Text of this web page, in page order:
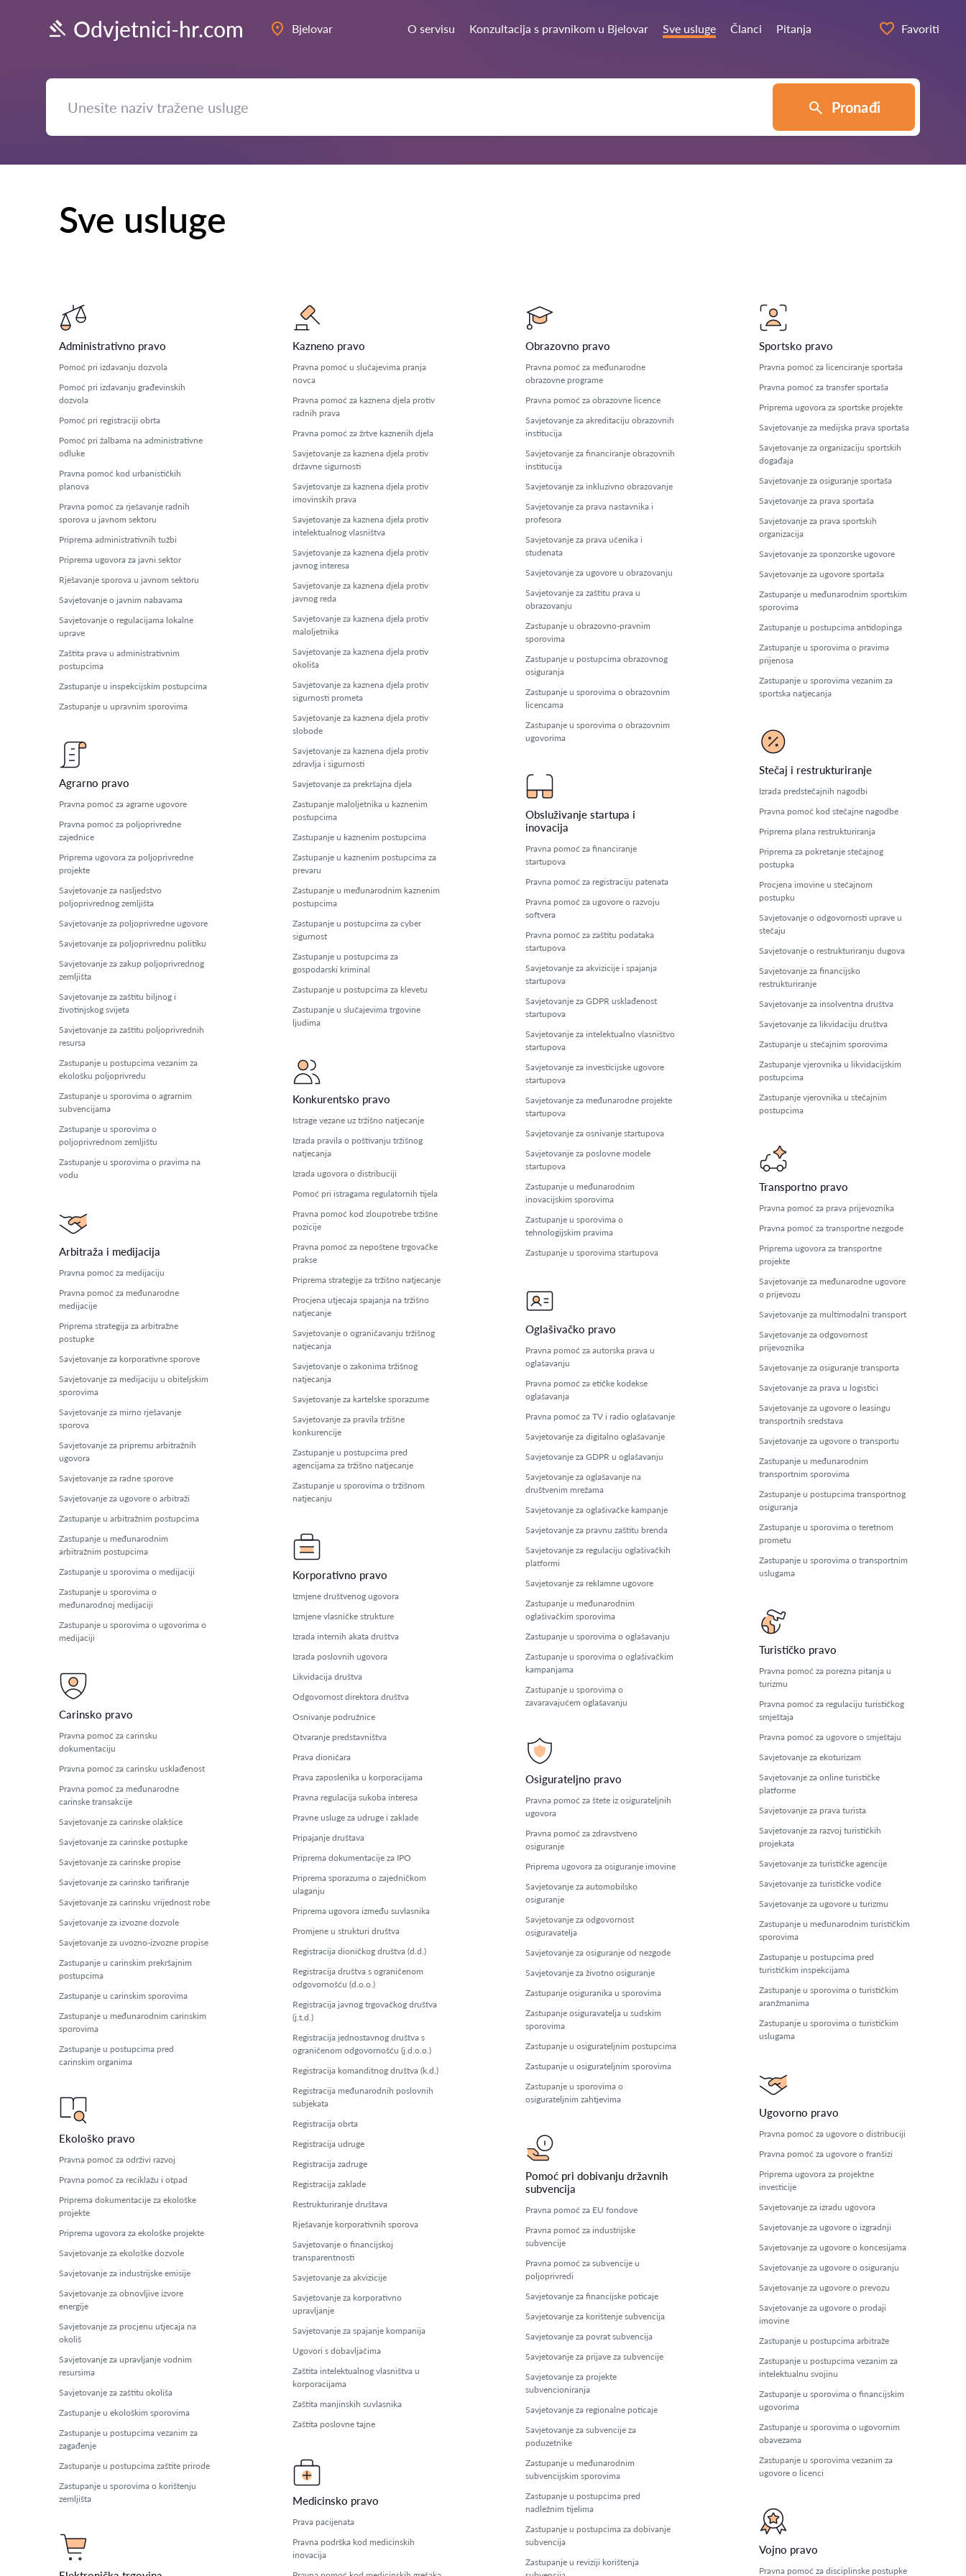
Odvjetnici-hr.com Bjelovar O servisu Konzultacija s pravnikom u Bjelovar Sve usluge Članci Pitanja Favoriti
Pronađi
Sve usluge
Administrativno pravo
Pomoć pri izdavanju dozvola
Pomoć pri izdavanju građevinskih
dozvola
Pomoć pri registraciji obrta
Pomoć pri žalbama na administrativne
odluke
Pravna pomoć kod urbanističkih
planova
Pravna pomoć za rješavanje radnih
sporova u javnom sektoru
Priprema administrativnih tužbi
Priprema ugovora za javni sektor
Rješavanje sporova u javnom sektoru
Savjetovanje o javnim nabavama
Savjetovanje o regulacijama lokalne
uprave
Zaštita prava u administrativnim
postupcima
Zastupanje u inspekcijskim postupcima
Zastupanje u upravnim sporovima
Agrarno pravo
Pravna pomoć za agrarne ugovore
Pravna pomoć za poljoprivredne
zajednice
Priprema ugovora za poljoprivredne
projekte
Savjetovanje za nasljedstvo
poljoprivrednog zemljišta
Savjetovanje za poljoprivredne ugovore
Savjetovanje za poljoprivrednu politiku
Savjetovanje za zakup poljoprivrednog
zemljišta
Savjetovanje za zaštitu biljnog i
životinjskog svijeta
Savjetovanje za zaštitu poljoprivrednih
resursa
Zastupanje u postupcima vezanim za
ekološku poljoprivredu
Zastupanje u sporovima o agrarnim
subvencijama
Zastupanje u sporovima o
poljoprivrednom zemljištu
Zastupanje u sporovima o pravima na
vodu
Arbitraža i medijacija
Pravna pomoć za medijaciju
Pravna pomoć za međunarodne
medijacije
Priprema strategija za arbitražne
postupke
Savjetovanje za korporativne sporove
Savjetovanje za medijaciju u obiteljskim
sporovima
Savjetovanje za mirno rješavanje
sporova
Savjetovanje za pripremu arbitražnih
ugovora
Savjetovanje za radne sporove
Savjetovanje za ugovore o arbitraži
Zastupanje u arbitražnim postupcima
Zastupanje u međunarodnim
arbitražnim postupcima
Zastupanje u sporovima o medijaciji
Zastupanje u sporovima o
međunarodnoj medijaciji
Zastupanje u sporovima o ugovorima o
medijaciji
Carinsko pravo
Pravna pomoć za carinsku
dokumentaciju
Pravna pomoć za carinsku usklađenost
Pravna pomoć za međunarodne
carinske transakcije
Savjetovanje za carinske olakšice
Savjetovanje za carinske postupke
Savjetovanje za carinske propise
Savjetovanje za carinsko tarifiranje
Savjetovanje za carinsku vrijednost robe
Savjetovanje za izvozne dozvole
Savjetovanje za uvozno-izvozne propise
Zastupanje u carinskim prekršajnim
postupcima
Zastupanje u carinskim sporovima
Zastupanje u međunarodnim carinskim
sporovima
Zastupanje u postupcima pred
carinskim organima
Ekološko pravo
Pravna pomoć za održivi razvoj
Pravna pomoć za reciklažu i otpad
Priprema dokumentacije za ekološke
projekte
Priprema ugovora za ekološke projekte
Savjetovanje za ekološke dozvole
Savjetovanje za industrijske emisije
Savjetovanje za obnovljive izvore
energije
Savjetovanje za procjenu utjecaja na
okoliš
Savjetovanje za upravljanje vodnim
resursima
Savjetovanje za zaštitu okoliša
Zastupanje u ekološkim sporovima
Zastupanje u postupcima vezanim za
zagađenje
Zastupanje u postupcima zaštite prirode
Zastupanje u sporovima o korištenju
zemljišta
Kazneno pravo
Pravna pomoć u slučajevima pranja
novca
Pravna pomoć za kaznena djela protiv
radnih prava
Pravna pomoć za žrtve kaznenih djela
Savjetovanje za kaznena djela protiv
državne sigurnosti
Savjetovanje za kaznena djela protiv
imovinskih prava
Savjetovanje za kaznena djela protiv
intelektualnog vlasništva
Savjetovanje za kaznena djela protiv
javnog interesa
Savjetovanje za kaznena djela protiv
javnog reda
Savjetovanje za kaznena djela protiv
maloljetnika
Savjetovanje za kaznena djela protiv
okoliša
Savjetovanje za kaznena djela protiv
sigurnosti prometa
Savjetovanje za kaznena djela protiv
slobode
Savjetovanje za kaznena djela protiv
zdravlja i sigurnosti
Savjetovanje za prekršajna djela
Zastupanje maloljetnika u kaznenim
postupcima
Zastupanje u kaznenim postupcima
Zastupanje u kaznenim postupcima za
prevaru
Zastupanje u međunarodnim kaznenim
postupcima
Zastupanje u postupcima za cyber
sigurnost
Zastupanje u postupcima za
gospodarski kriminal
Zastupanje u postupcima za klevetu
Zastupanje u slučajevima trgovine
ljudima
Konkurentsko pravo
Istrage vezane uz tržišno natjecanje
Izrada pravila o poštivanju tržišnog
natjecanja
Izrada ugovora o distribuciji
Pomoć pri istragama regulatornih tijela
Pravna pomoć kod zloupotrebe tržišne
pozicije
Pravna pomoć za nepoštene trgovačke
prakse
Priprema strategije za tržišno natjecanje
Procjena utjecaja spajanja na tržišno
natjecanje
Savjetovanje o ograničavanju tržišnog
natjecanja
Savjetovanje o zakonima tržišnog
natjecanja
Savjetovanje za kartelske sporazume
Savjetovanje za pravila tržišne
konkurencije
Zastupanje u postupcima pred
agencijama za tržišno natjecanje
Zastupanje u sporovima o tržišnom
natjecanju
Korporativno pravo
Izmjene društvenog ugovora
Izmjene vlasničke strukture
Izrada internih akata društva
Izrada poslovnih ugovora
Likvidacija društva
Odgovornost direktora društva
Osnivanje podružnice
Otvaranje predstavništva
Prava dioničara
Prava zaposlenika u korporacijama
Pravna regulacija sukoba interesa
Pravne usluge za udruge i zaklade
Pripajanje društava
Priprema dokumentacije za IPO
Priprema sporazuma o zajedničkom
ulaganju
Priprema ugovora između suvlasnika
Promjene u strukturi društva
Registracija dioničkog društva (d.d.)
Registracija društva s ograničenom
odgovornošću (d.o.o.)
Registracija javnog trgovačkog društva
(j.t.d.)
Registracija jednostavnog društva s
ograničenom odgovornošću (j.d.o.o.)
Registracija komanditnog društva (k.d.)
Registracija međunarodnih poslovnih
subjekata
Registracija obrta
Registracija udruge
Registracija zadruge
Registracija zaklade
Restrukturiranje društava
Rješavanje korporativnih sporova
Savjetovanje o financijskoj
transparentnosti
Savjetovanje za akvizicije
Savjetovanje za korporativno
upravljanje
Savjetovanje za spajanje kompanija
Ugovori s dobavljačima
Zaštita intelektualnog vlasništva u
korporacijama
Zaštita manjinskih suvlasnika
Zaštita poslovne tajne
Medicinsko pravo
Prava pacijenata
Pravna podrška kod medicinskih
inovacija
Obrazovno pravo
Pravna pomoć za međunarodne
obrazovne programe
Pravna pomoć za obrazovne licence
Savjetovanje za akreditaciju obrazovnih
institucija
Savjetovanje za financiranje obrazovnih
institucija
Savjetovanje za inkluzivno obrazovanje
Savjetovanje za prava nastavnika i
profesora
Savjetovanje za prava učenika i
studenata
Savjetovanje za ugovore u obrazovanju
Savjetovanje za zaštitu prava u
obrazovanju
Zastupanje u obrazovno-pravnim
sporovima
Zastupanje u postupcima obrazovnog
osiguranja
Zastupanje u sporovima o obrazovnim
licencama
Zastupanje u sporovima o obrazovnim
ugovorima
Obsluživanje startupa i
inovacija
Pravna pomoć za financiranje
startupova
Pravna pomoć za registraciju patenata
Pravna pomoć za ugovore o razvoju
softvera
Pravna pomoć za zaštitu podataka
startupova
Savjetovanje za akvizicije i spajanja
startupova
Savjetovanje za GDPR usklađenost
startupova
Savjetovanje za intelektualno vlasništvo
startupova
Savjetovanje za investicijske ugovore
startupova
Savjetovanje za međunarodne projekte
startupova
Savjetovanje za osnivanje startupova
Savjetovanje za poslovne modele
startupova
Zastupanje u međunarodnim
inovacijskim sporovima
Zastupanje u sporovima o
tehnologijskim pravima
Zastupanje u sporovima startupova
Oglašivačko pravo
Pravna pomoć za autorska prava u
oglašavanju
Pravna pomoć za etičke kodekse
oglašavanja
Pravna pomoć za TV i radio oglašavanje
Savjetovanje za digitalno oglašavanje
Savjetovanje za GDPR u oglašavanju
Savjetovanje za oglašavanje na
društvenim mrežama
Savjetovanje za oglašivačke kampanje
Savjetovanje za pravnu zaštitu brenda
Savjetovanje za regulaciju oglašivačkih
platformi
Savjetovanje za reklamne ugovore
Zastupanje u međunarodnim
oglašivačkim sporovima
Zastupanje u sporovima o oglašavanju
Zastupanje u sporovima o oglašivačkim
kampanjama
Zastupanje u sporovima o
zavaravajućem oglašavanju
Osigurateljno pravo
Pravna pomoć za štete iz osigurateljnih
ugovora
Pravna pomoć za zdravstveno
osiguranje
Priprema ugovora za osiguranje imovine
Savjetovanje za automobilsko
osiguranje
Savjetovanje za odgovornost
osiguravatelja
Savjetovanje za osiguranje od nezgode
Savjetovanje za životno osiguranje
Zastupanje osiguranika u sporovima
Zastupanje osiguravatelja u sudskim
sporovima
Zastupanje u osigurateljnim postupcima
Zastupanje u osigurateljnim sporovima
Zastupanje u sporovima o
osigurateljnim zahtjevima
Pomoć pri dobivanju državnih
subvencija
Pravna pomoć za EU fondove
Pravna pomoć za industrijske
subvencije
Pravna pomoć za subvencije u
poljoprivredi
Savjetovanje za financijske poticaje
Savjetovanje za korištenje subvencija
Savjetovanje za povrat subvencija
Savjetovanje za prijave za subvencije
Savjetovanje za projekte
subvencioniranja
Savjetovanje za regionalne poticaje
Savjetovanje za subvencije za
poduzetnike
Zastupanje u međunarodnim
subvencijskim sporovima
Zastupanje u postupcima pred
nadležnim tijelima
Zastupanje u postupcima za dobivanje
subvencija
Zastupanje u reviziji korištenja
Sportsko pravo
Pravna pomoć za licenciranje sportaša
Pravna pomoć za transfer sportaša
Priprema ugovora za sportske projekte
Savjetovanje za medijska prava sportaša
Savjetovanje za organizaciju sportskih
događaja
Savjetovanje za osiguranje sportaša
Savjetovanje za prava sportaša
Savjetovanje za prava sportskih
organizacija
Savjetovanje za sponzorske ugovore
Savjetovanje za ugovore sportaša
Zastupanje u međunarodnim sportskim
sporovima
Zastupanje u postupcima antidopinga
Zastupanje u sporovima o pravima
prijenosa
Zastupanje u sporovima vezanim za
sportska natjecanja
Stečaj i restrukturiranje
Izrada predstečajnih nagodbi
Pravna pomoć kod stečajne nagodbe
Priprema plana restrukturiranja
Priprema za pokretanje stečajnog
postupka
Procjena imovine u stečajnom
postupku
Savjetovanje o odgovornosti uprave u
stečaju
Savjetovanje o restrukturiranju dugova
Savjetovanje za financijsko
restrukturiranje
Savjetovanje za insolventna društva
Savjetovanje za likvidaciju društva
Zastupanje u stečajnim sporovima
Zastupanje vjerovnika u likvidacijskim
postupcima
Zastupanje vjerovnika u stečajnim
postupcima
Transportno pravo
Pravna pomoć za prava prijevoznika
Pravna pomoć za transportne nezgode
Priprema ugovora za transportne
projekte
Savjetovanje za međunarodne ugovore
o prijevozu
Savjetovanje za multimodalni transport
Savjetovanje za odgovornost
prijevoznika
Savjetovanje za osiguranje transporta
Savjetovanje za prava u logistici
Savjetovanje za ugovore o leasingu
transportnih sredstava
Savjetovanje za ugovore o transportu
Zastupanje u međunarodnim
transportnim sporovima
Zastupanje u postupcima transportnog
osiguranja
Zastupanje u sporovima o teretnom
prometu
Zastupanje u sporovima o transportnim
uslugama
Turističko pravo
Pravna pomoć za porezna pitanja u
turizmu
Pravna pomoć za regulaciju turističkog
smještaja
Pravna pomoć za ugovore o smještaju
Savjetovanje za ekoturizam
Savjetovanje za online turističke
platforme
Savjetovanje za prava turista
Savjetovanje za razvoj turističkih
projekata
Savjetovanje za turističke agencije
Savjetovanje za turističke vodiče
Savjetovanje za ugovore u turizmu
Zastupanje u međunarodnim turističkim
sporovima
Zastupanje u postupcima pred
turističkim inspekcijama
Zastupanje u sporovima o turističkim
aranžmanima
Zastupanje u sporovima o turističkim
uslugama
Ugovorno pravo
Pravna pomoć za ugovore o distribuciji
Pravna pomoć za ugovore o franšizi
Priprema ugovora za projektne
investicije
Savjetovanje za izradu ugovora
Savjetovanje za ugovore o izgradnji
Savjetovanje za ugovore o koncesijama
Savjetovanje za ugovore o osiguranju
Savjetovanje za ugovore o prevozu
Savjetovanje za ugovore o prodaji
imovine
Zastupanje u postupcima arbitraže
Zastupanje u postupcima vezanim za
intelektualnu svojinu
Zastupanje u sporovima o financijskim
ugovorima
Zastupanje u sporovima o ugovornim
obavezama
Zastupanje u sporovima vezanim za
ugovore o licenci
Vojno pravo
Pravna pomoć za disciplinske postupke